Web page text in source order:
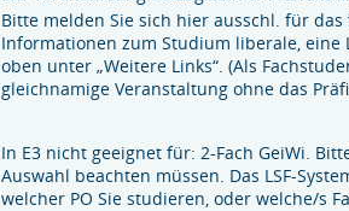
Bitte melden Sie sich hier ausschl. für
Informationen zum Studium liberale, eine
oben unter „Weitere Links“. (Als
gleichnamige Veranstaltung ohne das
In E3 nicht geeignet für: 2-Fach GeiWi.
Auswahl beachten müssen. Das LSF-
welcher PO Sie studieren, oder welche/s